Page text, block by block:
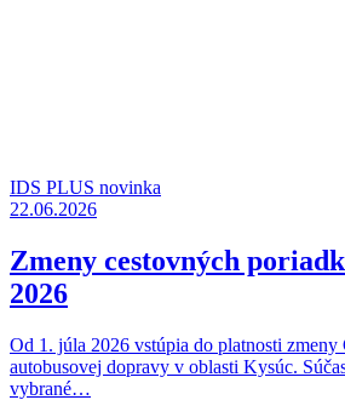
IDS PLUS novinka
22.06.2026
Zmeny cestovných
2026
Od 1. júla 2026 vstúpia do platnosti zmeny
autobusovej dopravy v oblasti Kysúc.
vybrané…